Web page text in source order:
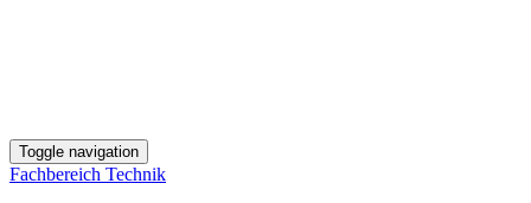
Toggle navigation
Fachbereich Technik